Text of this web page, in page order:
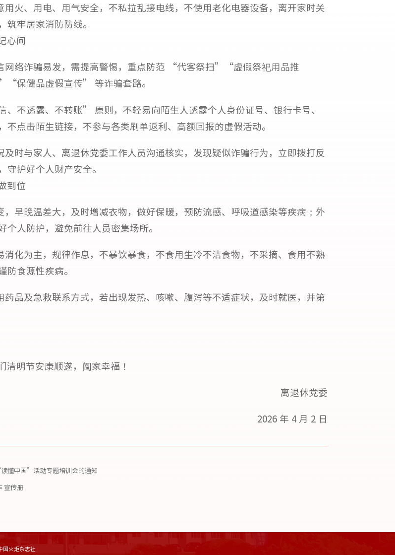
用火、用电、用气安全，不私拉乱接电线，不使用老化电器设备，离开家时关
筑牢居家消防防线。
心间
网络诈骗易发，需提高警惕，重点防范 “代客祭扫”“虚假祭祀用品推
保健品虚假宣传” 等诈骗套路。
、不透露、不转账” 原则，不轻易向陌生人透露个人身份证号、银行卡号、
不点击陌生链接，不参与各类刷单返利、高额回报的虚假活动。
及时与家人、离退休党委工作人员沟通核实，发现疑似诈骗行为，立即拨打反
守护好个人财产安全。
到位
，早晚温差大，及时增减衣物，做好保暖，预防流感、呼吸道感染等疾病；外
个人防护，避免前往人员密集场所。
消化为主，规律作息，不暴饮暴食，不食用生冷不洁食物，不采摘、食用不熟
防食源性疾病。
药品及急救联系方式，若出现发热、咳嗽、腹泻等不适症状，及时就医，并第
清明节安康顺遂，阖家幸福！
离退休党委
2026 年 4 月 2 日
懂中国”活动专题培训会的通知
宣传册
国火炬杂志社